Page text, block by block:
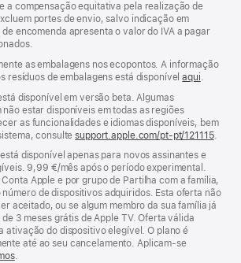
a compensação equitativa pela realização de
portes de envio, salvo indicação em
encomenda apresenta o valor do IVA a pagar
as embalagens nos ecopontos. A informação
resíduos de embalagens está disponívelaqui.
disponível em versão beta. Algumas
estar disponíveis em todas as regiões
as funcionalidades e idiomas disponíveis, bem
consultesupport.apple.com/pt-pt/121115(abre
.
disponível apenas para novos assinantes e
9,99 €/mês após o período experimental.
Apple e por grupo de Partilha com a família,
de dispositivos adquiridos. Esta oferta não
aceitado, ou se algum membro da sua família já
3 meses grátis de Apple TV. Oferta válida
ativação do dispositivo elegível. O plano é
até ao seu cancelamento. Aplicam-se
.